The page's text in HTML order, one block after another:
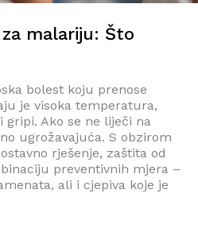
malariju: Što
bolest koju prenose
je visoka temperatura,
Ako se ne liječi na
ugrožavajuća. S obzirom
rješenje, zaštita od
preventivnih mjera –
ali i cjepiva koje je